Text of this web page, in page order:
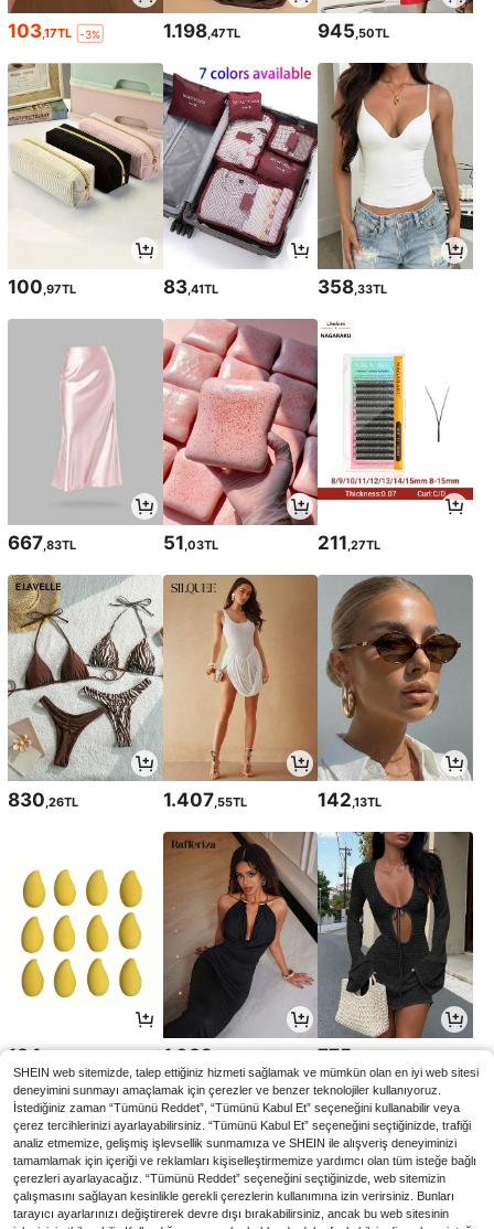
103,17TL -3% 1.198,47TL 945 ,50TL
100,97TL 83,41TL 358,33TL
667,83TL 51,03TL 211,27TL
830 ,26TL 1.407 ,55TL 142 ,13TL
134 1.032 775
SHEIN web sitemizde, talep ettiğiniz hizmeti sağlamak ve mümkün olan en iyi web sitesi
deneyimini sunmayı amaçlamak için çerezler ve benzer teknolojiler kullanıyoruz.
İstediğiniz zaman “Tümünü Reddet”, “Tümünü Kabul Et” seçeneğini kullanabilir veya
çerez tercihlerinizi ayarlayabilirsiniz. “Tümünü Kabul Et” seçeneğini seçtiğinizde, trafiği
analiz etmemize, gelişmiş işlevsellik sunmamıza ve SHEIN ile alışveriş deneyiminizi
tamamlamak için içeriği ve reklamları kişiselleştirmemize yardımcı olan tüm isteğe bağlı
çerezleri ayarlayacağız. “Tümünü Reddet” seçeneğini seçtiğinizde, web sitemizin
çalışmasını sağlayan kesinlikle gerekli çerezlerin kullanımına izin verirsiniz. Bunları
tarayıcı ayarlarınızı değiştirerek devre dışı bırakabilirsiniz, ancak bu web sitesinin